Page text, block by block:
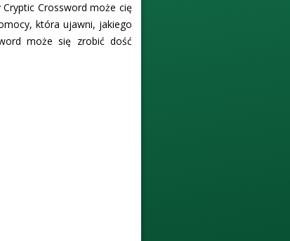
Cryptic Crossword może cię
która ujawni, jakiego
może się zrobić dość